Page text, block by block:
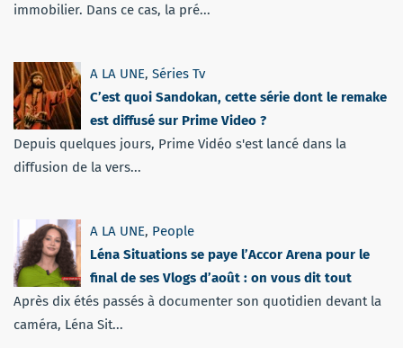
immobilier. Dans ce cas, la pré...
A LA UNE, Séries Tv
C’est quoi Sandokan, cette série dont le remake
est diffusé sur Prime Video ?
Depuis quelques jours, Prime Vidéo s'est lancé dans la
diffusion de la vers...
A LA UNE, People
Léna Situations se paye l’Accor Arena pour le
final de ses Vlogs d’août : on vous dit tout
Après dix étés passés à documenter son quotidien devant la
caméra, Léna Sit...